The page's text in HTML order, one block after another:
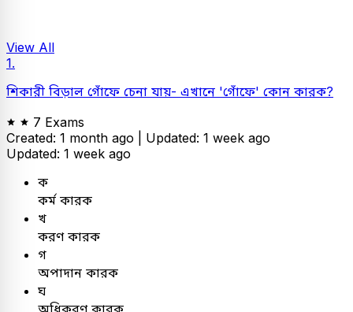
View All
1.
শিকারী বিড়াল গোঁফে চেনা যায়- এখানে 'গোঁফে' কোন কারক?
7 Exams
Created: 1 month ago | Updated: 1 week ago
Updated: 1 week ago
ক
কর্ম কারক
খ
করণ কারক
গ
অপাদান কারক
ঘ